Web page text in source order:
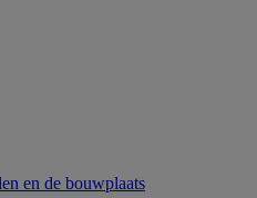
en de bouwplaats